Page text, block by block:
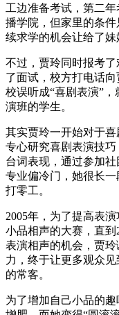
工边准备考试，第二
播学院，但家里的条
续求学的机会让给了妹
不过，贾玲同时报考
了面试，校方打电话
校误听成“喜剧表演”
演班的学生。
其实贾玲一开始对于
专心研究喜剧表演技
台词表现，通过参加
专业偏冷门，她很长
打零工。
2005年，为了提高表
小品相声的大赛，直
表演相声的机会，贾
力，终于让更多观众
的常客。
为了增加自己小品的